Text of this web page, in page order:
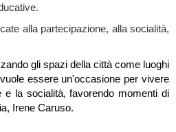
alla partecipazione, alla socialità,
gli spazi della città come luoghi
essere un'occasione per vivere
la socialità, favorendo momenti di
Irene Caruso.